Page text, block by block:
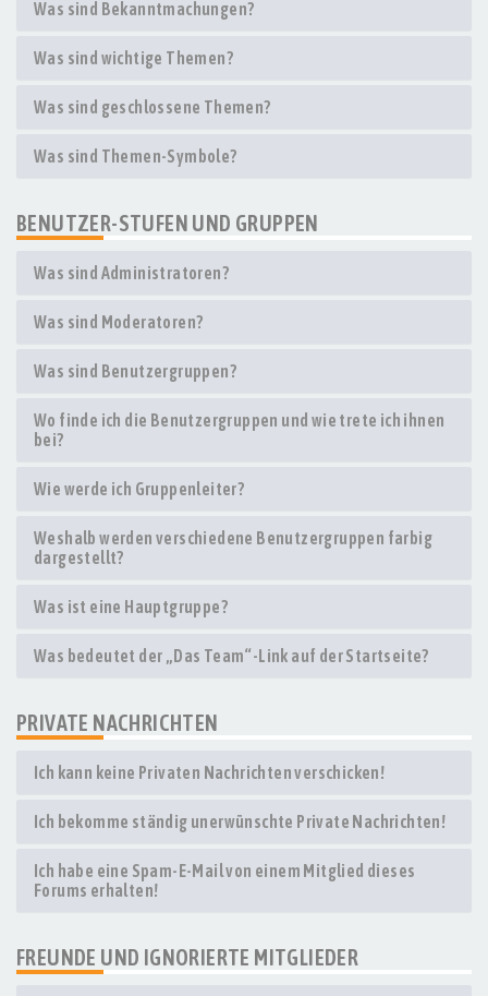
Was sind Bekanntmachungen?
Was sind wichtige Themen?
Was sind geschlossene Themen?
Was sind Themen-Symbole?
BENUTZER-STUFEN UND GRUPPEN
Was sind Administratoren?
Was sind Moderatoren?
Was sind Benutzergruppen?
Wo finde ich die Benutzergruppen und wie trete ich ihnen
bei?
Wie werde ich Gruppenleiter?
Weshalb werden verschiedene Benutzergruppen farbig
dargestellt?
Was ist eine Hauptgruppe?
Was bedeutet der „Das Team“-Link auf der Startseite?
PRIVATE NACHRICHTEN
Ich kann keine Privaten Nachrichten verschicken!
Ich bekomme ständig unerwünschte Private Nachrichten!
Ich habe eine Spam-E-Mail von einem Mitglied dieses
Forums erhalten!
FREUNDE UND IGNORIERTE MITGLIEDER